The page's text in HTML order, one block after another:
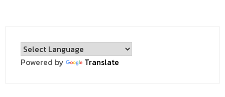
Powered by Translate